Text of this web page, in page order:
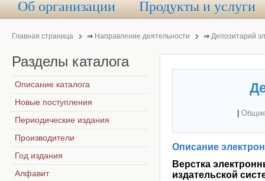
Об организации Продукты и услуги
Главная страница ⇒ Направление деятельности ⇒ Депозитарий
Описание
Верстка
издательской
Разделы каталога
Описание каталога
Новые поступления
Периодические издания
Производители
Год издания
Алфавит